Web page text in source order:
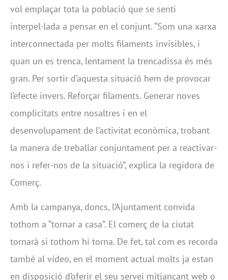
vol emplaçar tota la població que se senti
interpel·lada a pensar en el conjunt. “Som una xarxa
interconnectada per molts filaments invisibles, i
quan un es trenca, lentament la trencadissa és més
gran. Per sortir d’aquesta situació hem de provocar
l’efecte invers. Reforçar filaments. Generar noves
complicitats entre nosaltres i en el
desenvolupament de l’activitat econòmica, trobant
la manera de treballar conjuntament per a reactivar-
nos i refer-nos de la situació”, explica la regidora de
Comerç.
Amb la campanya, doncs, l’Ajuntament convida
tothom a “tornar a casa”. El comerç de la ciutat
tornarà si tothom hi torna. De fet, tal com es recorda
també al vídeo, en el moment actual molts ja estan
en disposició d’oferir el seu servei mitjançant web o